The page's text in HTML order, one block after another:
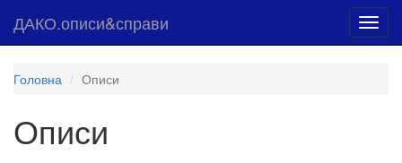
ДАКО.описи&справи
Головна Описи
Описи